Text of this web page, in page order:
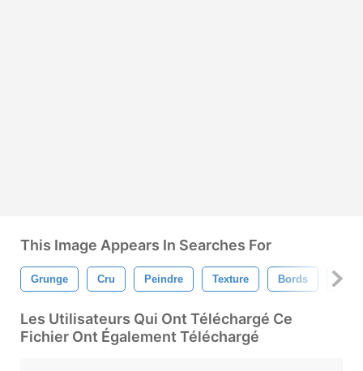
This Image Appears In Searches For
Grunge Cru Peindre Texture Bords
Les Utilisateurs Qui Ont Téléchargé Ce
Fichier Ont Également Téléchargé